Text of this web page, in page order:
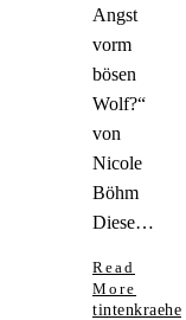
Angst
vorm
bösen
Wolf?“
von
Nicole
Böhm
Diese…
Read
More
tintenkraehe